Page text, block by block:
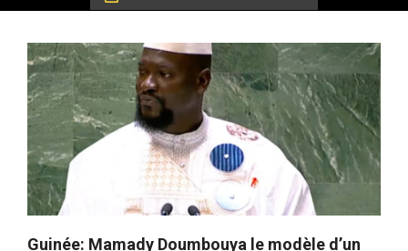
Guinée: Mamady Doumbouya le modèle d’un